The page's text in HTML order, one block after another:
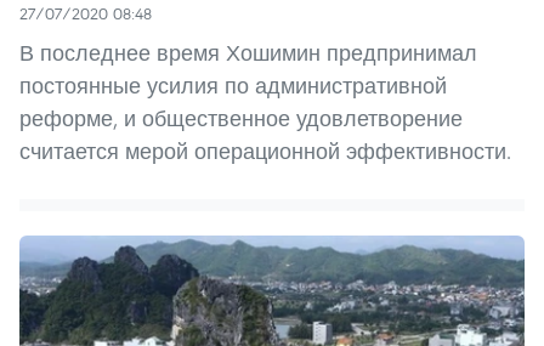
27/07/2020 08:48
В последнее время Хошимин предпринимал
постоянные усилия по административной
реформе, и общественное удовлетворение
считается мерой операционной эффективности.